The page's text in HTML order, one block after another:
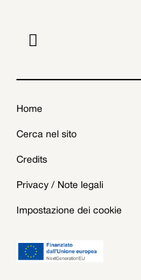

Home
Cerca nel sito
Credits
Privacy / Note legali
Impostazione dei cookie